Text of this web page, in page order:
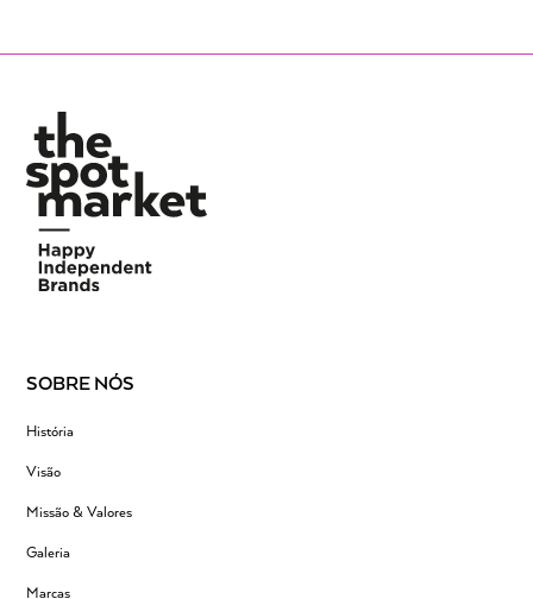
SOBRE NÓS
História
Visão
Missão & Valores
Galeria
Marcas